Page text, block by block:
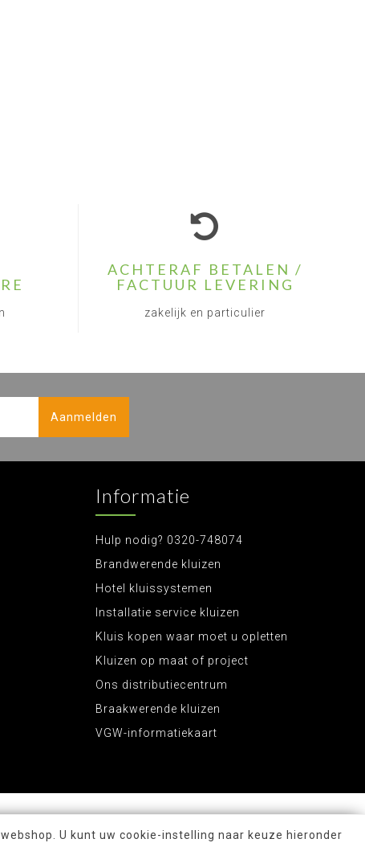
ACHTERAF BETALEN /
FACTUUR LEVERING
zakelijk en particulier
Aanmelden
Informatie
Hulp nodig? 0320-748074
Brandwerende kluizen
Hotel kluissystemen
Installatie service kluizen
Kluis kopen waar moet u opletten
Kluizen op maat of project
Ons distributiecentrum
Braakwerende kluizen
VGW-informatiekaart
U kunt uw cookie-instelling naar keuze hieronder